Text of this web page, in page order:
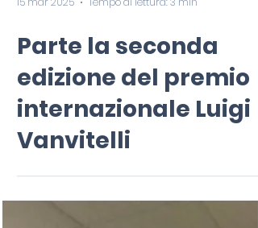
15 mar 2025 Tempo di lettura: 3 min
Parte la seconda
edizione del premio
internazionale Luigi
Vanvitelli